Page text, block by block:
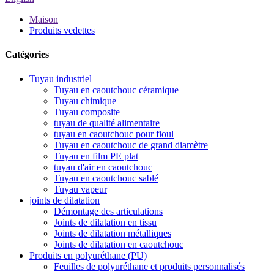
Maison
Produits vedettes
Catégories
Tuyau industriel
Tuyau en caoutchouc céramique
Tuyau chimique
Tuyau composite
tuyau de qualité alimentaire
tuyau en caoutchouc pour fioul
Tuyau en caoutchouc de grand diamètre
Tuyau en film PE plat
tuyau d'air en caoutchouc
Tuyau en caoutchouc sablé
Tuyau vapeur
joints de dilatation
Démontage des articulations
Joints de dilatation en tissu
Joints de dilatation métalliques
Joints de dilatation en caoutchouc
Produits en polyuréthane (PU)
Feuilles de polyuréthane et produits personnalisés